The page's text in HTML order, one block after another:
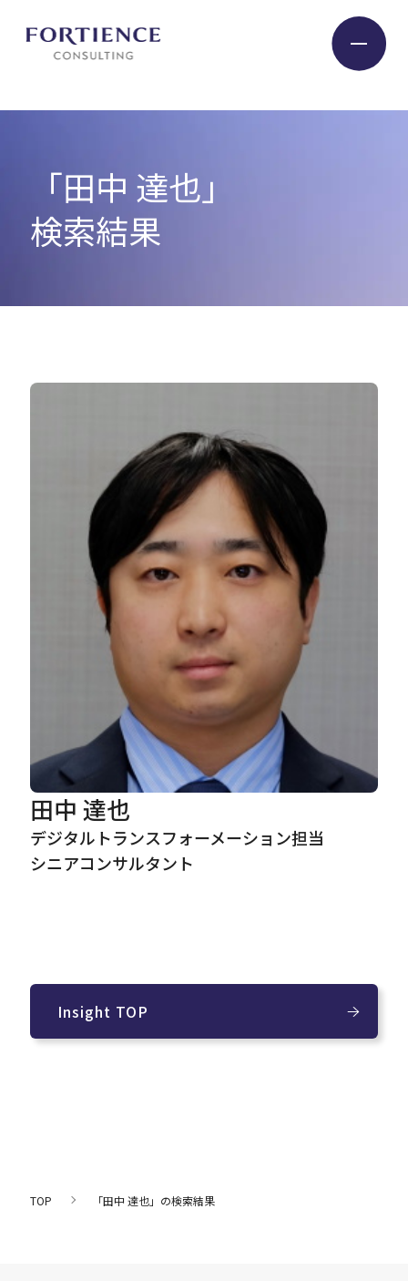
Service
EN
JP
サイト内検索
Contact
「田中 達也」
検索結果
田中 達也
デジタルトランスフォーメーション担当
シニアコンサルタント
Insight TOP
TOP 「田中 達也」の検索結果